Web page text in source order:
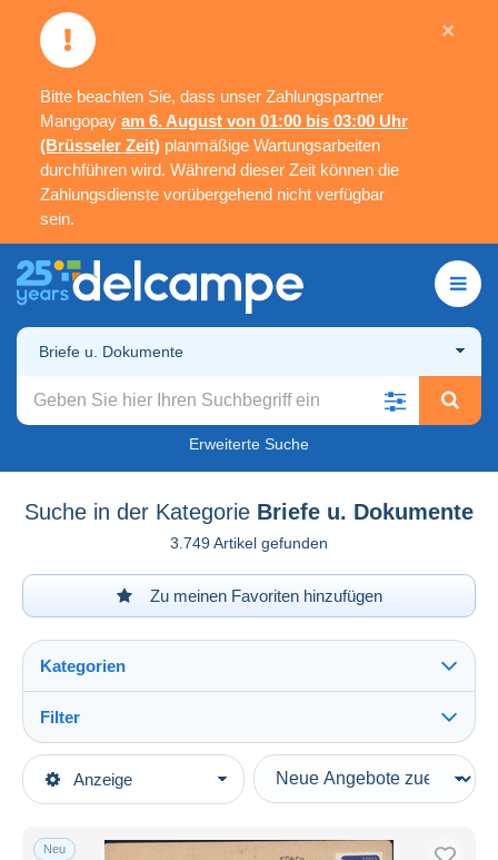
Bitte beachten Sie, dass unser Zahlungspartner
Mangopay am 6. August von 01:00 bis 03:00 Uhr
(Brüsseler Zeit) planmäßige Wartungsarbeiten
durchführen wird. Während dieser Zeit können die
Zahlungsdienste vorübergehend nicht verfügbar
sein.
×
Briefe u. Dokumente
Erweiterte Suche
Suche in der Kategorie Briefe u. Dokumente
3.749 Artikel gefunden
Zu meinen Favoriten hinzufügen
Anzeige
Kategorien
Hauptkategorien
Europa
Filter
Art der Verkäufe
Laufende Angebote
Festpreise
Neu